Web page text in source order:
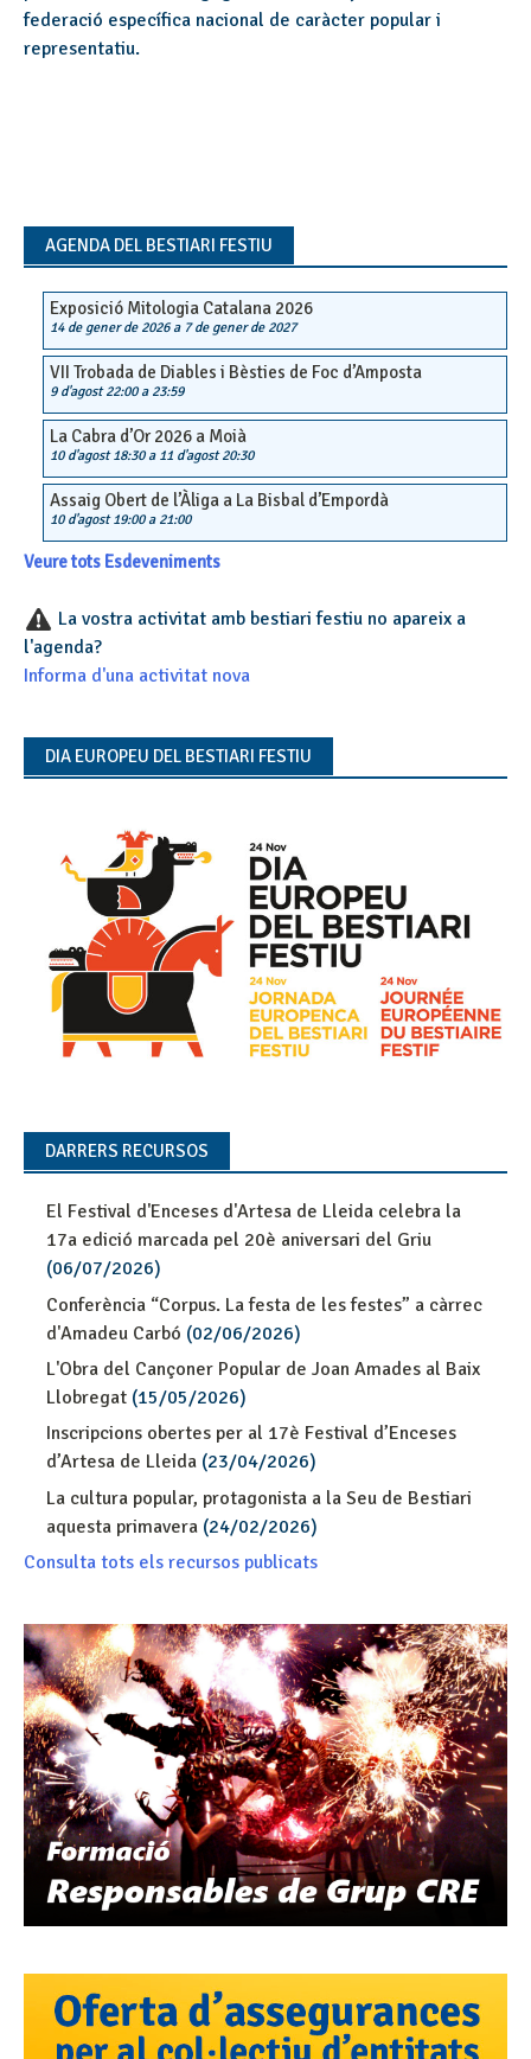
federació específica nacional de caràcter popular i
representatiu.
AGENDA DEL BESTIARI FESTIU
Exposició Mitologia Catalana 2026
14 de gener de 2026a 7 de gener de 2027
VII Trobada de Diables i Bèsties de Foc d’Amposta
9 d'agost 22:00a 23:59
La Cabra d’Or 2026 a Moià
10 d'agost 18:30a 11 d'agost 20:30
Assaig Obert de l’Àliga a La Bisbal d’Empordà
10 d'agost 19:00a 21:00
Veure tots Esdeveniments
La vostra activitat amb bestiari festiu no apareix a
l'agenda?
Informa d'una activitat nova
DIA EUROPEU DEL BESTIARI FESTIU
DARRERS RECURSOS
El Festival d'Enceses d'Artesa de Lleida celebra la
17a edició marcada pel 20è aniversari del Griu
(06/07/2026)
Conferència “Corpus. La festa de les festes” a càrrec
d'Amadeu Carbó (02/06/2026)
L'Obra del Cançoner Popular de Joan Amades al Baix
Llobregat (15/05/2026)
Inscripcions obertes per al 17è Festival d’Enceses
d’Artesa de Lleida (23/04/2026)
La cultura popular, protagonista a la Seu de Bestiari
aquesta primavera (24/02/2026)
Consulta tots els recursos publicats